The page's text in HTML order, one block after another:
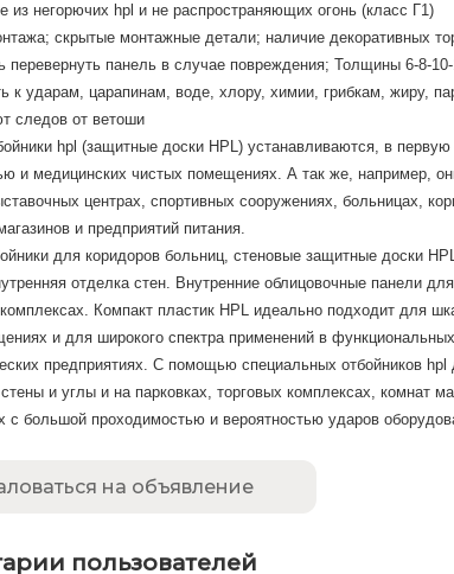
из негорючих hpl и не распространяющих огонь (класс Г1)
скрытые монтажные детали; наличие декоративных
перевернуть панель в случае повреждения; Толщины 6-8-
к ударам, царапинам, воде, хлору, химии, грибкам, жиру,
следов от ветоши
hpl (защитные доски HPL) устанавливаются, в
и медицинских чистых помещениях. А так же, например,
центрах, спортивных сооружениях, больницах,
и предприятий питания.
для коридоров больниц, стеновые защитные доски
отделка стен. Внутренние облицовочные панели
Компакт пластик HPL идеально подходит для
и для широкого спектра применений в
предприятиях. С помощью специальных отбойников
и углы и на парковках, торговых комплексах, комнат
с большой проходимостью и вероятностью ударов
на объявление
пользователей